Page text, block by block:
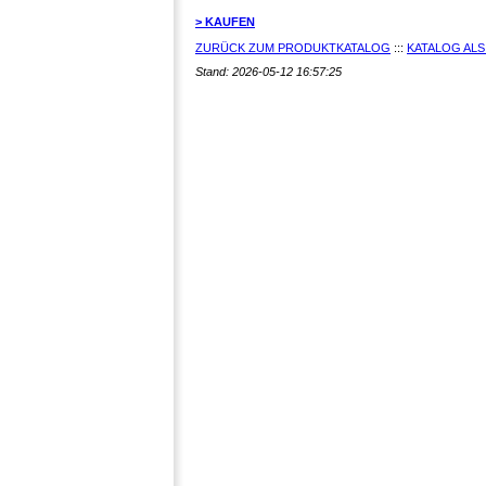
> KAUFEN
ZURÜCK ZUM PRODUKTKATALOG ::: KATALOG
Stand: 2026-05-12 16:57:25